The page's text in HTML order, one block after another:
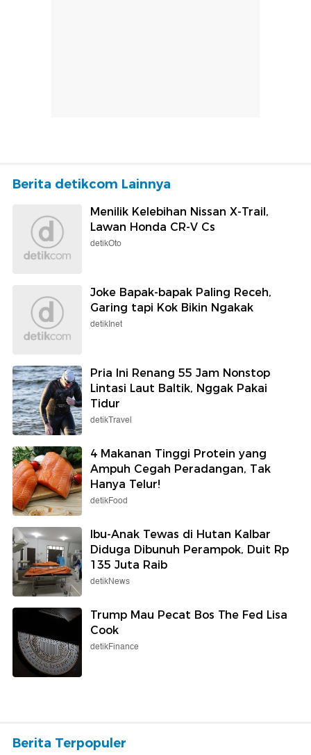
Berita detikcom Lainnya
Menilik Kelebihan Nissan X-Trail,
Lawan Honda CR-V Cs
detikOto
Joke Bapak-bapak Paling Receh,
Garing tapi Kok Bikin Ngakak
detikInet
Pria Ini Renang 55 Jam Nonstop
Lintasi Laut Baltik, Nggak Pakai
Tidur
detikTravel
4 Makanan Tinggi Protein yang
Ampuh Cegah Peradangan, Tak
Hanya Telur!
detikFood
Ibu-Anak Tewas di Hutan Kalbar
Diduga Dibunuh Perampok, Duit Rp
135 Juta Raib
detikNews
Trump Mau Pecat Bos The Fed Lisa
Cook
detikFinance
Berita Terpopuler